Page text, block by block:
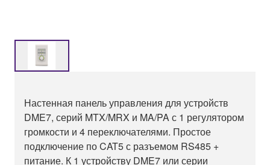
Настенная панель управления для устройств
DME7, серий MTX/MRX и MA/PA с 1 регулятором
громкости и 4 переключателями. Простое
подключение по CAT5 с разъемом RS485 +
питание. К 1 устройству DME7 или серии